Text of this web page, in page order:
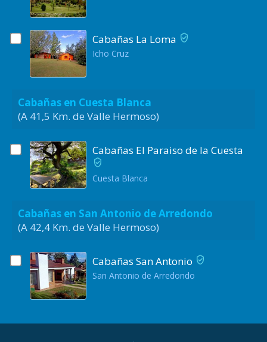
Cabañas La Loma
Icho Cruz
Cabañas en Cuesta Blanca
(A 41,5 Km. de Valle Hermoso)
Cabañas El Paraiso de la Cuesta
Cuesta Blanca
Cabañas en San Antonio de Arredondo
(A 42,4 Km. de Valle Hermoso)
Cabañas San Antonio
San Antonio de Arredondo